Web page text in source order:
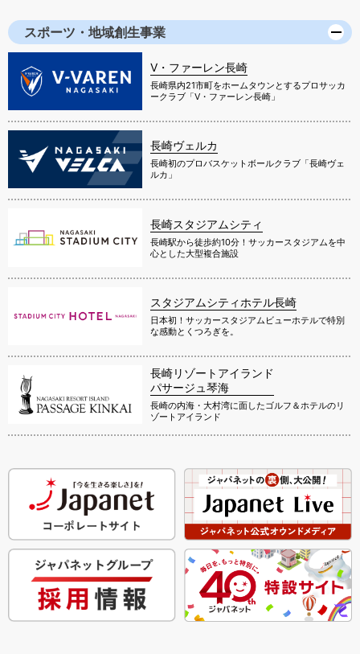
スポーツ・地域創生事業
V・ファーレン長崎
長崎県内21市町をホームタウンとするプロサッカ
ークラブ「V・ファーレン長崎」
長崎ヴェルカ
長崎初のプロバスケットボールクラブ「長崎ヴェ
ルカ」
長崎スタジアムシティ
長崎駅から徒歩約10分！サッカースタジアムを中
心とした大型複合施設
スタジアムシティホテル長崎
日本初！サッカースタジアムビューホテルで特別
な感動とくつろぎを。
長崎リゾートアイランド
パサージュ琴海
長崎の内海・大村湾に面したゴルフ＆ホテルのリ
ゾートアイランド